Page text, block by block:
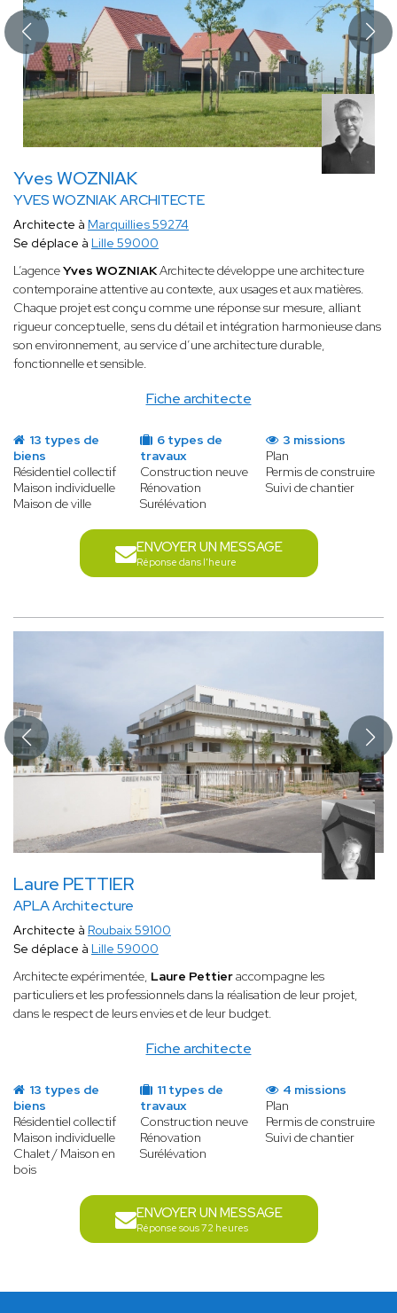
Yves WOZNIAK
YVES WOZNIAK ARCHITECTE
Fiche architecte
Architecte à Marquillies 59274
Se déplace à Lille 59000
L’agenceYves WOZNIAKArchitecte développe une architecture
contemporaine attentive au contexte, aux usages et aux matières.
Chaque projet est conçu comme une réponse sur mesure, alliant
rigueur conceptuelle, sens du détail et intégration harmonieuse dans
son environnement, au service d’une architecture durable,
fonctionnelle et sensible.
13 types de
biens
Résidentiel collectif
Maison individuelle
Maison de ville
6 types de
travaux
Construction neuve
Rénovation
Surélévation
3 missions
Plan
Permis de construire
Suivi de chantier
ENVOYER UN MESSAGE
Réponse dans l'heure
Laure PETTIER
APLA Architecture
Fiche architecte
Architecte à Roubaix 59100
Se déplace à Lille 59000
Architecte expérimentée, Laure Pettieraccompagne les
particuliers et les professionnels dans la réalisation de leur projet,
dans le respect de leurs envies et de leur budget.
13 types de
biens
Résidentiel collectif
Maison individuelle
Chalet / Maison en
bois
11 types de
travaux
Construction neuve
Rénovation
Surélévation
4 missions
Plan
Permis de construire
Suivi de chantier
ENVOYER UN MESSAGE
Réponse sous 72 heures